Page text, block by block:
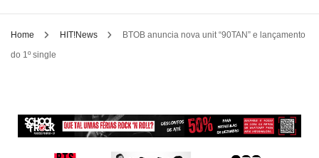
Home HIT!News
BTOB anuncia nova unit “90TAN” e lançamento
do 1º single